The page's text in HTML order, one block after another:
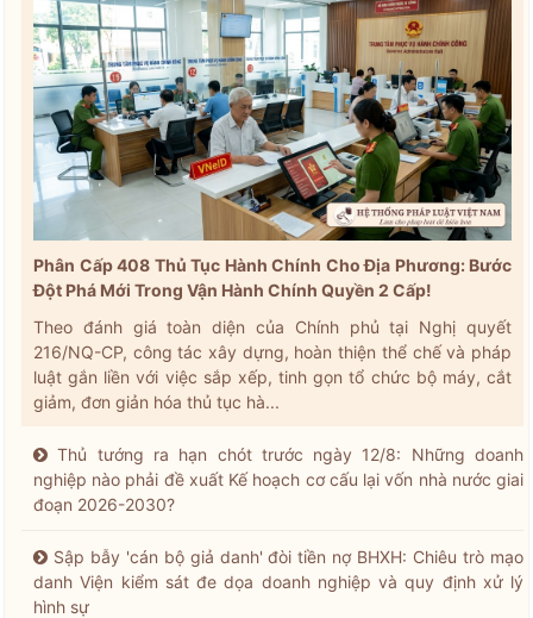
Phân Cấp 408 Thủ Tục Hành Chính Cho Địa Phương: Bước
Đột Phá Mới Trong Vận Hành Chính Quyền 2 Cấp!
Theo đánh giá toàn diện của Chính phủ tại Nghị quyết
216/NQ-CP, công tác xây dựng, hoàn thiện thể chế và pháp
luật gắn liền với việc sắp xếp, tinh gọn tổ chức bộ máy, cắt
giảm, đơn giản hóa thủ tục hà...
Thủ tướng ra hạn chót trước ngày 12/8: Những doanh
nghiệp nào phải đề xuất Kế hoạch cơ cấu lại vốn nhà nước giai
đoạn 2026-2030?
Sập bẫy 'cán bộ giả danh' đòi tiền nợ BHXH: Chiêu trò mạo
danh Viện kiểm sát đe dọa doanh nghiệp và quy định xử lý
hình sự